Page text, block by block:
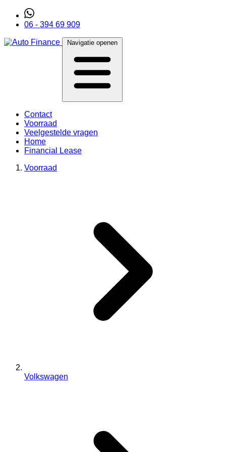
06 - 394 69 909
Navigatie openen
Contact
Voorraad
Veelgestelde vragen
Home
Financial Lease
Voorraad
Volkswagen